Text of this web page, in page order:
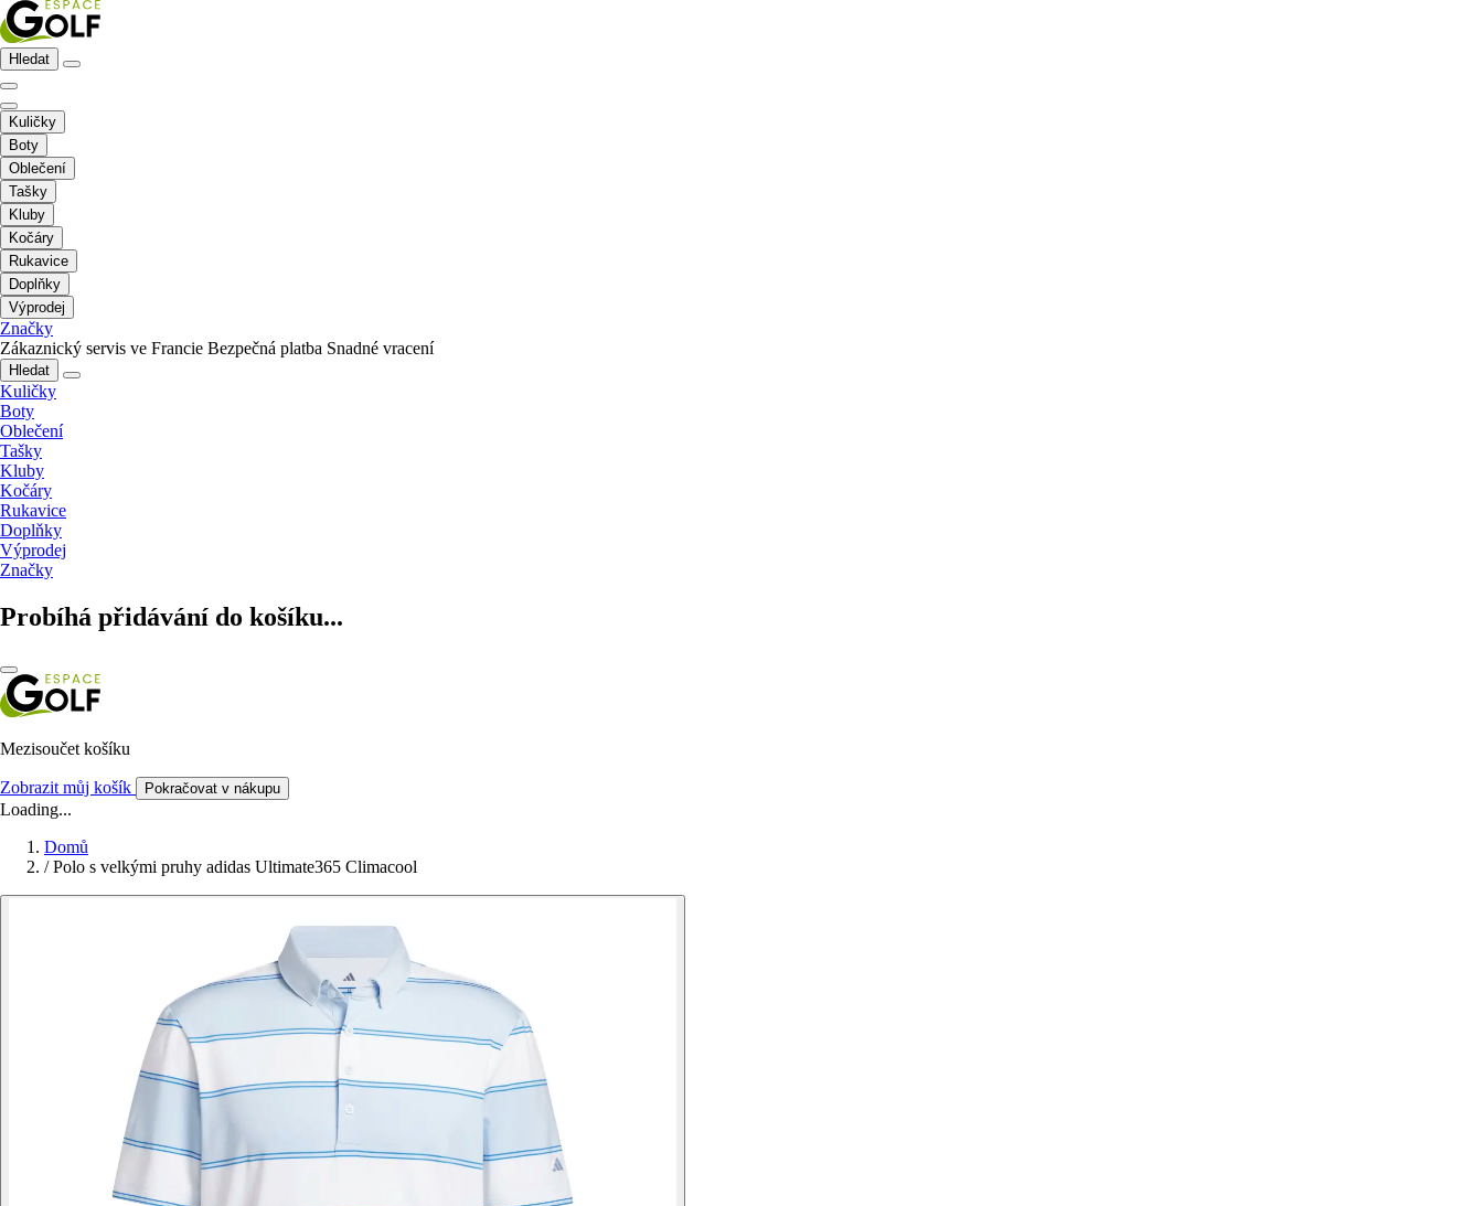
Hledat
Kuličky
Boty
Oblečení
Tašky
Kluby
Kočáry
Rukavice
Doplňky
Výprodej
Značky
Zákaznický servis ve Francie Bezpečná platba Snadné vracení
Hledat
Kuličky
Boty
Oblečení
Tašky
Kluby
Kočáry
Rukavice
Doplňky
Výprodej
Značky
Probíhá přidávání do košíku...
Mezisoučet košíku
Zobrazit můj košík Pokračovat v nákupu
Loading...
Domů
/ Polo s velkými pruhy adidas Ultimate365 Climacool